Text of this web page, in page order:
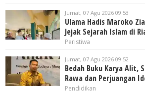
Jumat, 07 Agu 2026 09:53
Ulama Hadis Maroko
Jejak Sejarah Islam di
Peristiwa
Jumat, 07 Agu 2026 09:52
Bedah Buku Karya Alit,
Rawa dan Perjuangan
Pendidikan